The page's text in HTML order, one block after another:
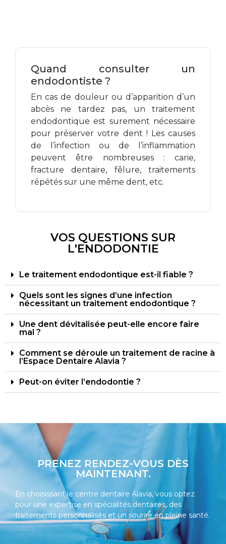
Quand consulter un
endodontiste ?
En cas de douleur ou d’apparition d’un
abcès ne tardez pas, un traitement
endodontique est surement nécessaire
pour préserver votre dent ! Les causes
de l’infection ou de l’inflammation
peuvent être nombreuses : carie,
fracture dentaire, fêlure, traitements
répétés sur une même dent, etc.
VOS QUESTIONS SUR
L'ENDODONTIE
Le traitement endodontique est-il fiable ?
Quels sont les signes d’une infection
nécessitant un traitement endodontique ?
Une dent dévitalisée peut-elle encore faire
mal ?
Comment se déroule un traitement de racine à
l’Espace Dentaire Alavia ?
Peut-on éviter l’endodontie ?
PRENEZ RENDEZ-VOUS DÈS
MAINTENANT.
En choisissant le centre dentaire Alavia, vous optez
pour une expertise en spécialités dentaires, des
traitements personnalisés et un sourire en pleine santé.